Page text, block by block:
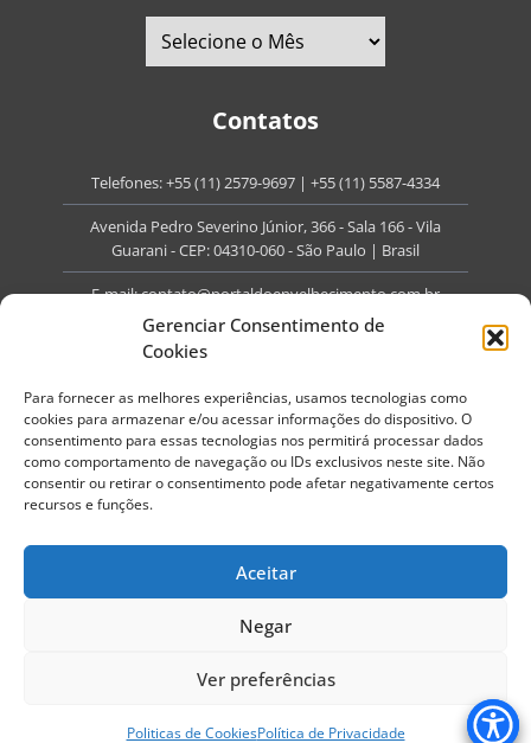
Gerenciar Consentimento de
Cookies
Para fornecer as melhores experiências, usamos tecnologias como
cookies para armazenar e/ou acessar informações do dispositivo. O
consentimento para essas tecnologias nos permitirá processar dados
como comportamento de navegação ou IDs exclusivos neste site. Não
consentir ou retirar o consentimento pode afetar negativamente certos
recursos e funções.
Aceitar
Negar
Ver preferências
Politicas de CookiesPolítica de Privacidade
Contatos
Telefones:+55 (11) 2579-9697 | +55 (11) 5587-4334
Avenida Pedro Severino Júnior, 366 - Sala 166 - Vila
Guarani - CEP: 04310-060 - São Paulo | Brasil
E-mail:contato@portaldoenvelhecimento.com.br
Website:portaldoenvelhecimento.com.br
Todos os direitos reservados.